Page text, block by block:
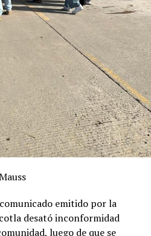
emitido por la
desató inconformidad
luego de que se